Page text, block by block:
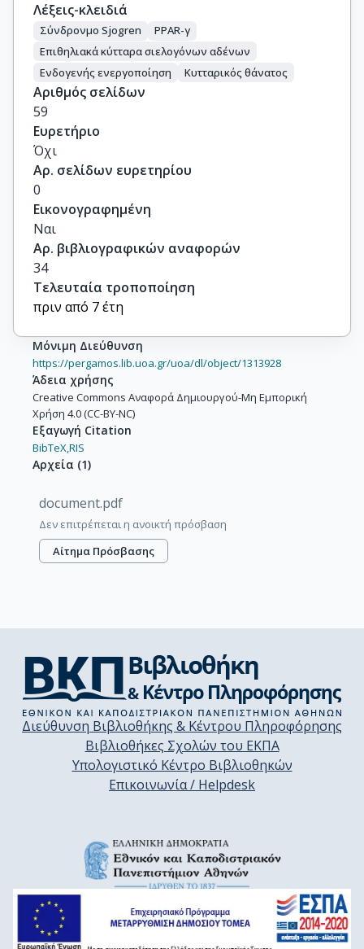
Λέξεις-κλειδιά
Σύνδρονμο Sjogren
PPAR-γ
Επιθηλιακά κύτταρα σιελογόνων αδένων
Ενδογενής ενεργοποίηση
Κυτταρικός θάνατος
Αριθμός σελίδων
59
Ευρετήριο
Όχι
Αρ. σελίδων ευρετηρίου
0
Εικονογραφημένη
Ναι
Αρ. βιβλιογραφικών αναφορών
34
Τελευταία τροποποίηση
πριν από 7 έτη
Μόνιμη Διεύθυνση
https://pergamos.lib.uoa.gr/uoa/dl/object/1313928
Άδεια χρήσης
Creative Commons Αναφορά Δημιουργού-Μη Εμπορική
Χρήση 4.0 (CC-BY-NC)
Εξαγωγή Citation
BibTeX,RIS
Αρχεία (1)
document.pdf
Δεν επιτρέπεται η ανοικτή πρόσβαση
Αίτημα Πρόσβασης
Διεύθυνση Βιβλιοθήκης & Κέντρου Πληροφόρησης
Βιβλιοθήκες Σχολών του ΕΚΠΑ
Υπολογιστικό Κέντρο Βιβλιοθηκών
Επικοινωνία / Helpdesk